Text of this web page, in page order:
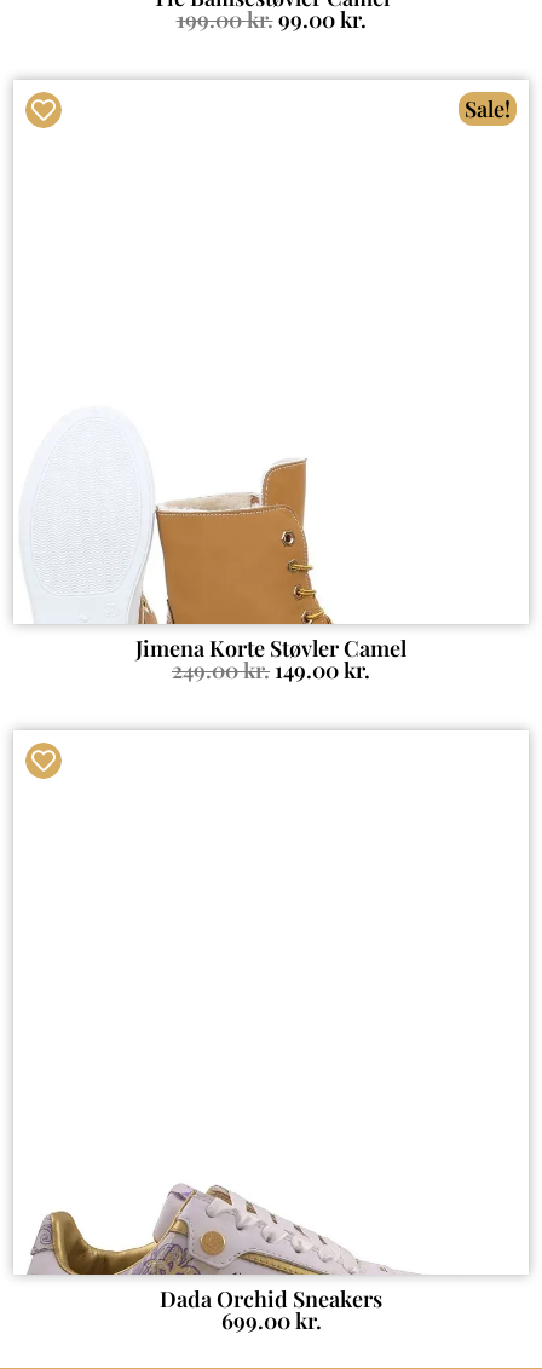
199.00kr.99.00kr.
Sale!
Jimena Korte Støvler Camel
249.00kr.149.00kr.
Dada Orchid Sneakers
699.00kr.